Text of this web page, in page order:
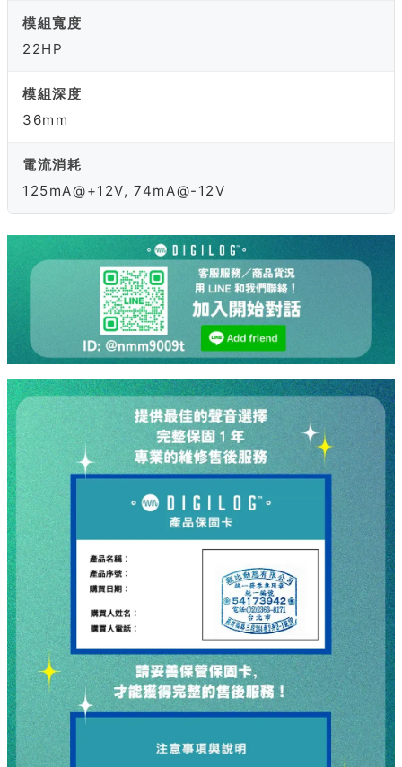
模組寬度
22HP
模組深度
36mm
電流消耗
125mA@+12V, 74mA@-12V